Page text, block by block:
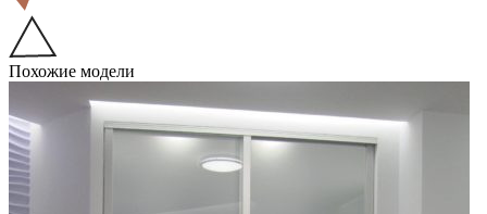
Похожие модели